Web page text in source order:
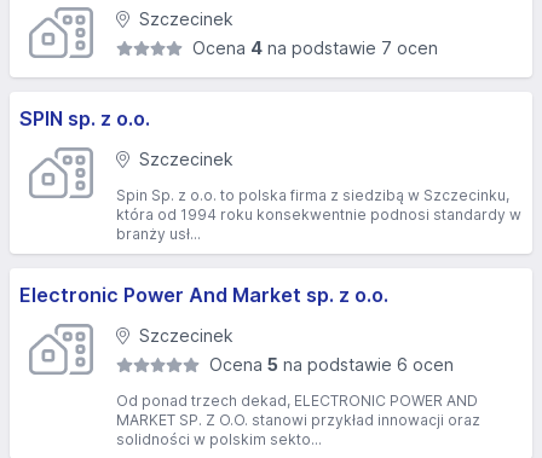
Szczecinek
Ocena 4 na podstawie 7 ocen
SPIN sp. z o.o.
Szczecinek
Spin Sp. z o.o. to polska firma z siedzibą w Szczecinku,
która od 1994 roku konsekwentnie podnosi standardy w
branży usł...
Electronic Power And Market sp. z o.o.
Szczecinek
Ocena 5 na podstawie 6 ocen
Od ponad trzech dekad, ELECTRONIC POWER AND
MARKET SP. Z O.O. stanowi przykład innowacji oraz
solidności w polskim sekto...